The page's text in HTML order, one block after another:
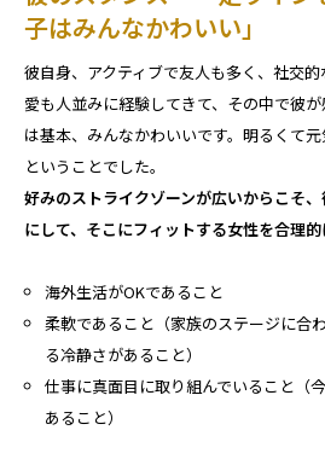
子はみんなかわいい」
彼自身、アクティブで友人も多く、社交
愛も人並みに経験してきて、その中で彼
は基本、みんなかわいいです。明るくて元
ということでした。
好みのストライクゾーンが広いからこそ
にして、そこにフィットする女性を合理
海外生活がOKであること
柔軟であること（家族のステージに合
る冷静さがあること）
仕事に真面目に取り組んでいること（
あること）